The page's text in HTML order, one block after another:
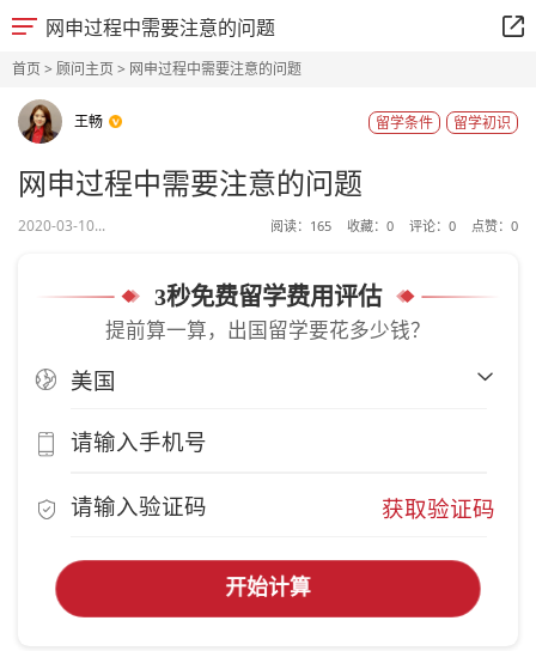
网申过程中需要注意的问题
首页> 顾问主页> 网申过程中需要注意的问题
王畅 留学初识
留学条件
网申过程中需要注意的问题
2020-03-10... 阅读： 165 收藏： 0 评论： 0 点赞： 0
3秒免费留学费用评估
提前算一算，出国留学要花多少钱？
获取验证码
开始计算